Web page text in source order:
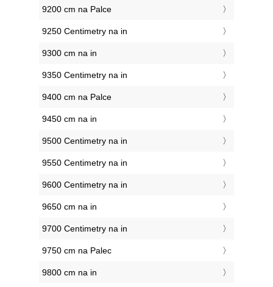
9200 cm na Palce
9250 Centimetry na in
9300 cm na in
9350 Centimetry na in
9400 cm na Palce
9450 cm na in
9500 Centimetry na in
9550 Centimetry na in
9600 Centimetry na in
9650 cm na in
9700 Centimetry na in
9750 cm na Palec
9800 cm na in